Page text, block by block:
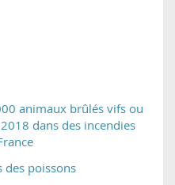
animaux brûlés vifs ou
dans des incendies
des poissons